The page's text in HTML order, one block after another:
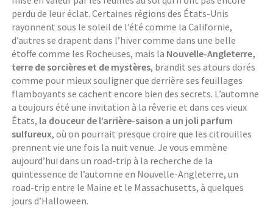
perdu de leur éclat. Certaines régions des États-Unis
rayonnent sous le soleil de l’été comme la Californie,
d’autres se drapent dans l’hiver comme dans une belle
étoffe comme les Rocheuses, mais la Nouvelle-Angleterre,
terre de sorcières et de mystères, brandit ses atours dorés
comme pour mieux souligner que derrière ses feuillages
flamboyants se cachent encore bien des secrets. L’automne
a toujours été une invitation à la rêverie et dans ces vieux
États, la douceur de l’arrière-saison a un joli parfum
sulfureux, où on pourrait presque croire que les citrouilles
prennent vie une fois la nuit venue. Je vous emmène
aujourd’hui dans un road-trip à la recherche de la
quintessence de l’automne en Nouvelle-Angleterre, un
road-trip entre le Maine et le Massachusetts, à quelques
jours d’Halloween.